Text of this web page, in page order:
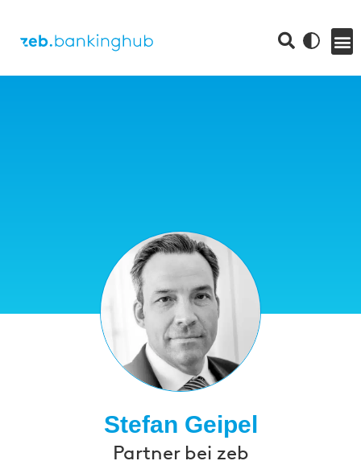
Stefan Geipel
Partner bei zeb